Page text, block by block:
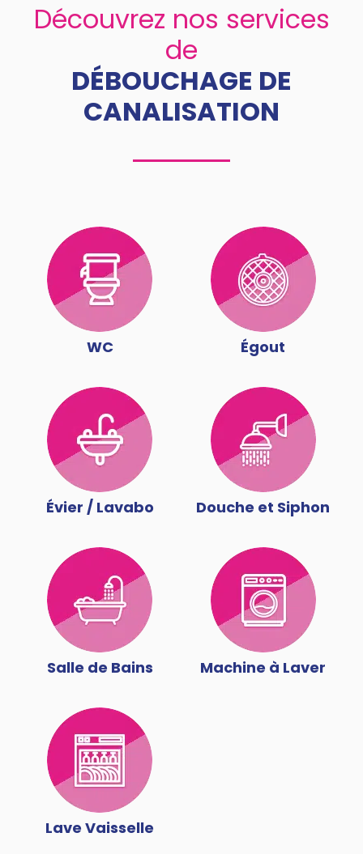
Découvrez nos services
de
DÉBOUCHAGE DE
CANALISATION
WC Égout
Évier / Lavabo Douche et Siphon
Salle de Bains Machine à Laver
Lave Vaisselle